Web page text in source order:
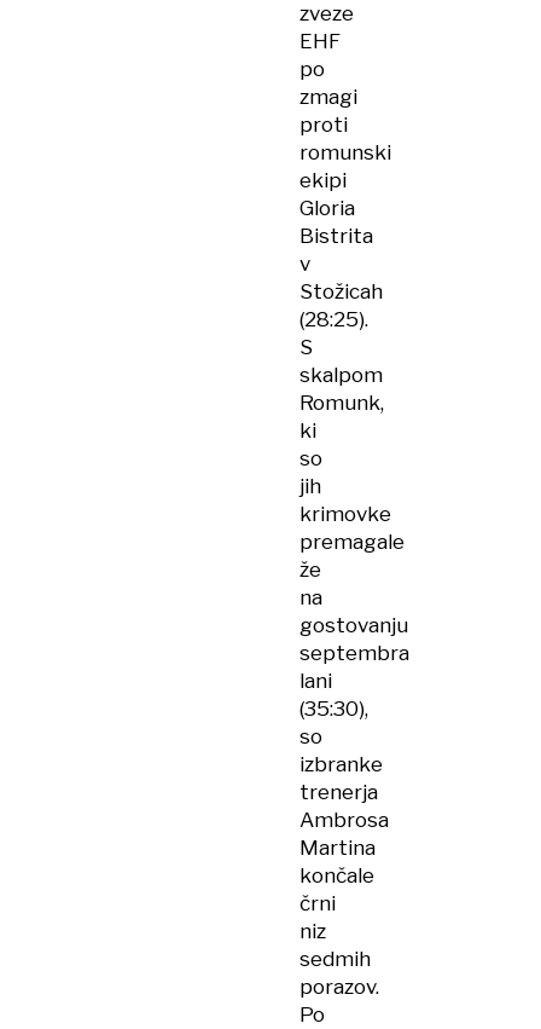
zveze
EHF
po
zmagi
proti
romunski
ekipi
Gloria
Bistrita
v
Stožicah
(28:25).
S
skalpom
Romunk,
ki
so
jih
krimovke
premagale
že
na
gostovanju
septembra
lani
(35:30),
so
izbranke
trenerja
Ambrosa
Martina
končale
črni
niz
sedmih
porazov.
Po